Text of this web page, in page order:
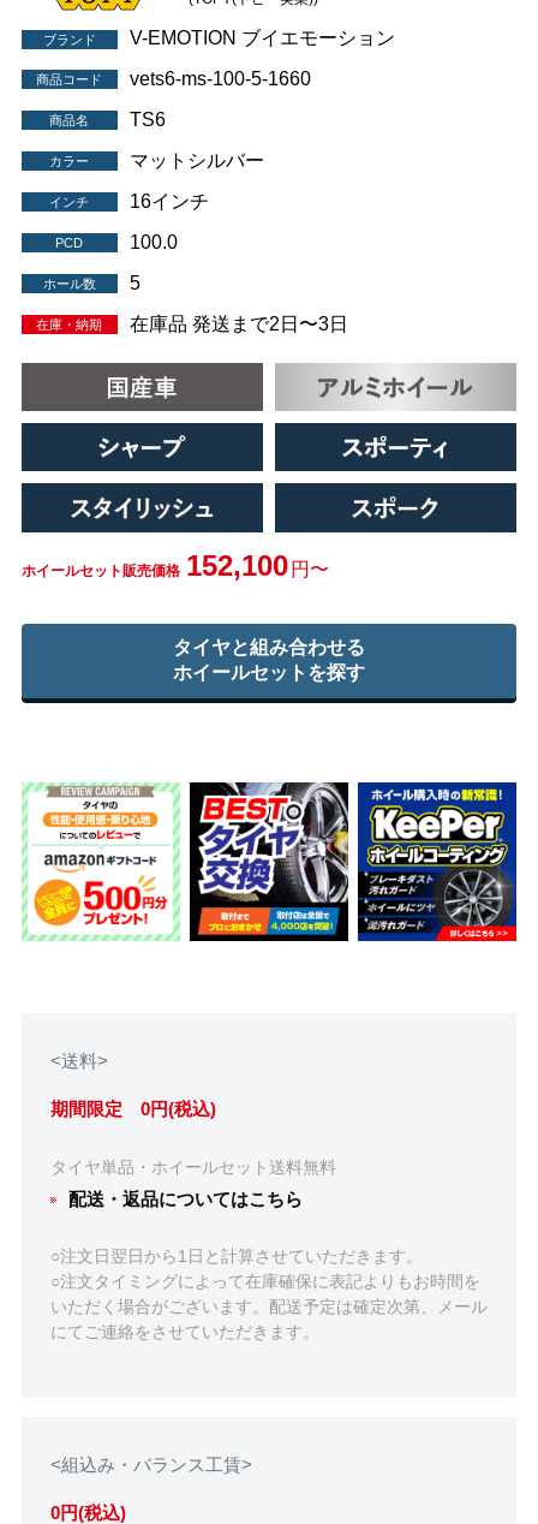
ブランド V-EMOTION ブイエモーション
商品コード vets6-ms-100-5-1660
商品名 TS6
カラー マットシルバー
インチ 16インチ
PCD 100.0
ホール数 5
在庫・納期 在庫品 発送まで2日〜3日
ホイールセット販売価格 152,100 円〜
タイヤと組み合わせる
ホイールセットを探す
<送料>
期間限定 0円(税込)
タイヤ単品・ホイールセット送料無料
配送・返品についてはこちら
○注文日翌日から1日と計算させていただきます。
○注文タイミングによって在庫確保に表記よりもお時間を
いただく場合がございます。配送予定は確定次第、メール
にてご連絡をさせていただきます。
<組込み・バランス工賃>
0円(税込)